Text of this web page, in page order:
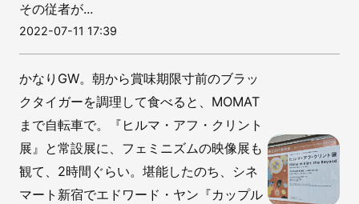
その従者が...
2022-07-11 17:39
かなりGW。朝から賞味期限寸前のブラッ
クタイガーを調理して食べると、MOMAT
まで自転車で。『ヒルマ・アフ・クリント
展』と常設展に、フェミニズムの映像展も
観て、2時間ぐらい。堪能したのち、シネ
マート新宿でエドワード・ヤン『カップル